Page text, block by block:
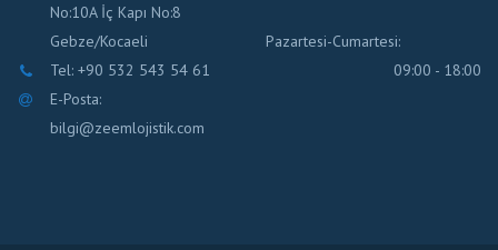
No:10A İç Kapı No:8
Gebze/Kocaeli
Tel: +90 532 543 54 61
E-Posta:
bilgi@zeemlojistik.com
Pazartesi-Cumartesi:
09:00 - 18:00